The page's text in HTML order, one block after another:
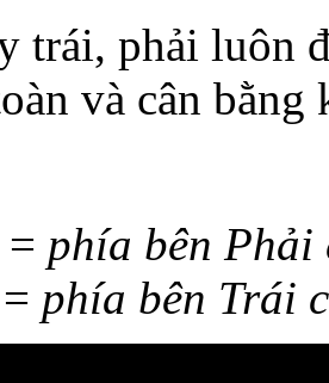
trái, phải luôn
và cân bằng
= phía bên Phải
phía bên Trái